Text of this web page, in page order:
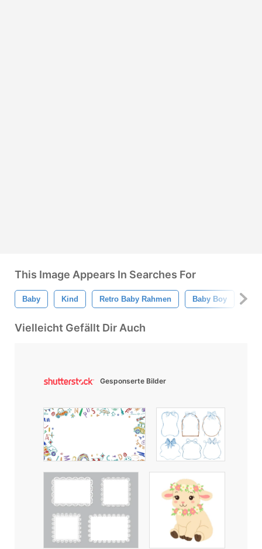
This Image Appears In Searches For
Baby Kind Retro Baby Rahmen Baby Boy
Vielleicht Gefällt Dir Auch
Gesponserte Bilder